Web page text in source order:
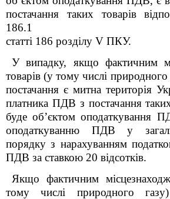
постачання таких товарів
186.1
статті 186 розділу V ПКУ.
У випадку, якщо фактичним
товарів (у тому числі
постачання є митна територія
платника ПДВ з постачання
буде об’єктом оподаткування
оподаткуванню ПДВ у
порядку з нарахуванням
ПДВ за ставкою 20 відсотків.
Якщо фактичним
тому числі природного